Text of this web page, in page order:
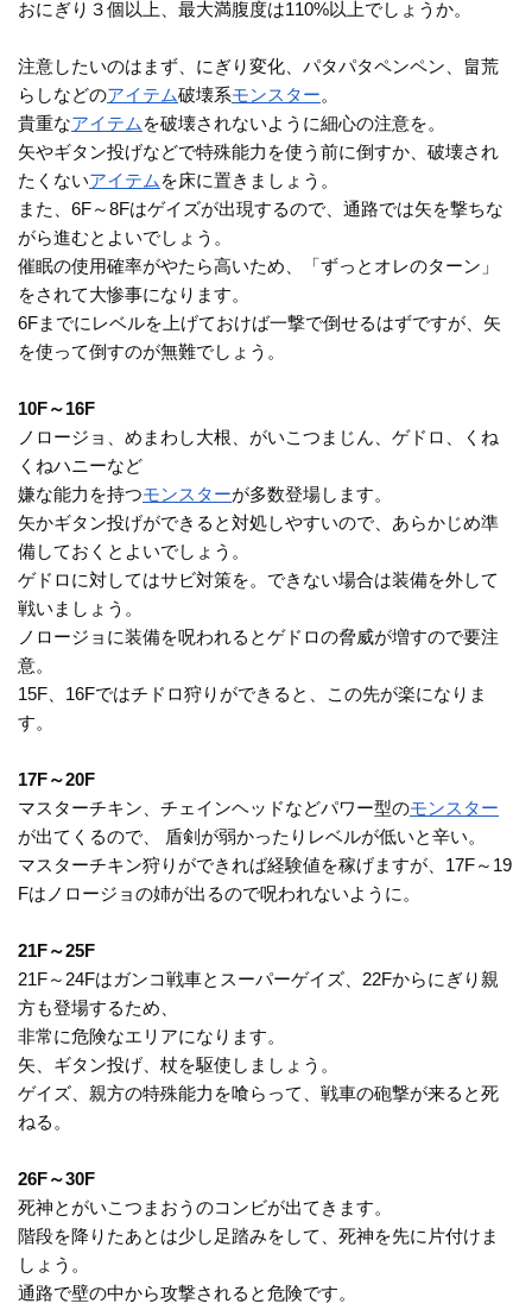
おにぎり３個以上、最大満腹度は110%以上でしょうか。
注意したいのはまず、にぎり変化、パタパタペンペン、畠荒
らしなどのアイテム破壊系モンスター。
貴重なアイテム を破壊されないように細心の注意を。
矢やギタン投げなどで特殊能力を使う前に倒すか、破壊され
たくないアイテム を床に置きましょう。
また、6F～8Fはゲイズが出現するので、通路では矢を撃ちな
がら進むとよいでしょう。
催眠の使用確率がやたら高いため、「ずっとオレのターン」
をされて大惨事になります。
6Fまでにレベルを上げておけば一撃で倒せるはずですが、矢
を使って倒すのが無難でしょう。
10F～16F
ノロージョ、めまわし大根、がいこつまじん、ゲドロ、くね
くねハニーなど
嫌な能力を持つモンスターが多数登場します。
矢かギタン投げができると対処しやすいので、あらかじめ準
備しておくとよいでしょう。
ゲドロに対してはサビ対策を。できない場合は装備を外して
戦いましょう。
ノロージョに装備を呪われるとゲドロの脅威が増すので要注
意。
15F、16Fではチドロ狩りができると、この先が楽になりま
す。
17F～20F
マスターチキン、チェインヘッドなどパワー型のモンスター
が出てくるので、 盾剣が弱かったりレベルが低いと辛い。
マスターチキン狩りができれば経験値を稼げますが、17F～19
Fはノロージョの姉が出るので呪われないように。
21F～25F
21F～24Fはガンコ戦車とスーパーゲイズ、22Fからにぎり親
方も登場するため、
非常に危険なエリアになります。
矢、ギタン投げ、杖を駆使しましょう。
ゲイズ、親方の特殊能力を喰らって、戦車の砲撃が来ると死
ねる。
26F～30F
死神とがいこつまおうのコンビが出てきます。
階段を降りたあとは少し足踏みをして、死神を先に片付けま
しょう。
通路で壁の中から攻撃されると危険です。